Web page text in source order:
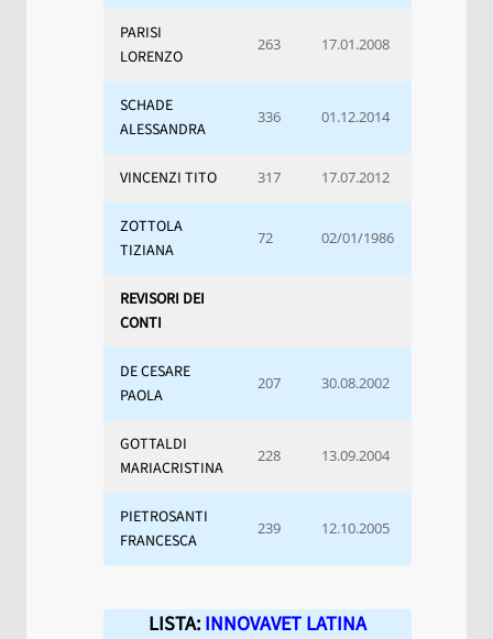
PARISI
LORENZO
263 17.01.2008
SCHADE
ALESSANDRA
336 01.12.2014
VINCENZI TITO 317 17.07.2012
ZOTTOLA
TIZIANA
72 02/01/1986
REVISORI DEI
CONTI
DE CESARE
PAOLA
207 30.08.2002
GOTTALDI
MARIACRISTINA
228 13.09.2004
PIETROSANTI
FRANCESCA
239 12.10.2005
LISTA: INNOVAVET LATINA